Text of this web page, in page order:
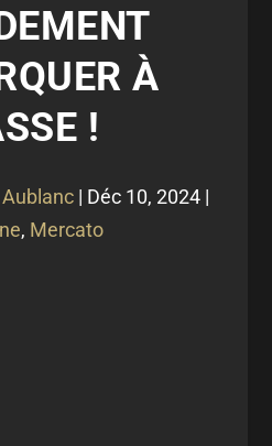
À
!
| Déc 10, 2024|
, Mercato